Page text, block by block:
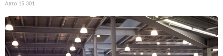
Авто 15 301